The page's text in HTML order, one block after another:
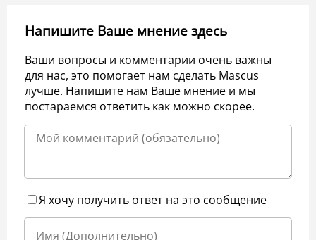
Напишите Ваше мнение здесь
Ваши вопросы и комментарии очень важны
для нас, это помогает нам сделать Mascus
лучше. Напишите нам Ваше мнение и мы
постараемся ответить как можно скорее.
Я хочу получить ответ на это сообщение